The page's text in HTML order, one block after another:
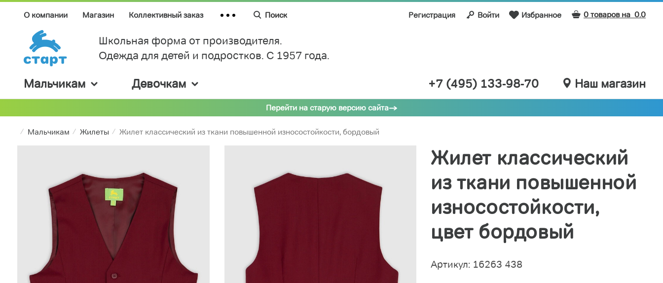
О компании Магазин Коллективный заказ Поиск Регистрация Войти Избранное 0 товаров на 0.0
Школьная форма от производителя.
Одежда для детей и подростков. C 1957 года.
Мальчикам Девочкам +7 (495) 133-98-70 Наш магазин
Перейти на старую версию сайта
Мальчикам Жилеты Жилет классический из ткани повышенной износостойкости, бордовый
Жилет классический
из ткани повышенной
износостойкости,
цвет бордовый
Артикул: 16263 438